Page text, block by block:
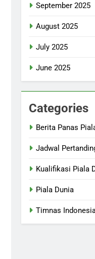
September 2025
August 2025
July 2025
June 2025
Categories
Berita Panas
Jadwal
Kualifikasi Piala
Piala Dunia
Timnas